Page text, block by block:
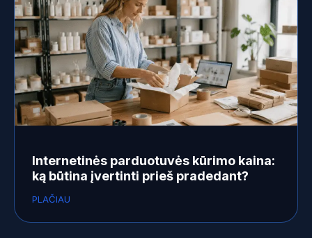
Internetinės parduotuvės kūrimo kaina:
ką būtina įvertinti prieš pradedant?
PLAČIAU